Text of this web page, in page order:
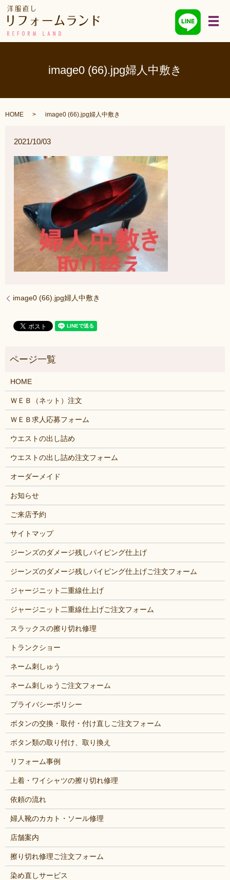
メ
image0 (66).jpg婦人中敷き
HOME image0 (66).jpg婦人中敷き
2021/10/03
image0 (66).jpg婦人中敷き
HOME
ＷＥＢ（ネット）注文
ＷＥＢ求人応募フォーム
ウエストの出し詰め
ウエストの出し詰め注文フォーム
オーダーメイド
お知らせ
ご来店予約
サイトマップ
ジーンズのダメージ残しパイピング仕上げ
ジーンズのダメージ残しパイピング仕上げご注文フォーム
ジャージニット二重線仕上げ
ジャージニット二重線仕上げご注文フォーム
スラックスの擦り切れ修理
トランクショー
ネーム刺しゅう
ネーム刺しゅうご注文フォーム
プライバシーポリシー
ボタンの交換・取付・付け直しご注文フォーム
ボタン類の取り付け、取り換え
リフォーム事例
上着・ワイシャツの擦り切れ修理
依頼の流れ
婦人靴のカカト・ソール修理
店舗案内
擦り切れ修理ご注文フォーム
染め直しサービス